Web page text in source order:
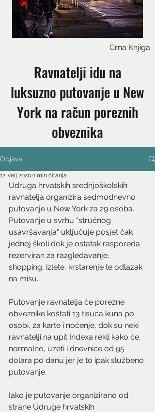
Crna Knjiga
Ravnatelji idu na
luksuzno putovanje u New
York na račun poreznih
obveznika
Objava
12. velj 2020.1 min čitanja
Udruga hrvatskih srednjoškolskih
ravnatelja organizira sedmodnevno
putovanje u New York za 29 osoba.
Putovanje u svrhu "stručnog
usavršavanja" uključuje posjet čak
jednoj školi dok je ostatak rasporeda
rezerviran za razgledavanje,
shopping, izlete, krstarenje te odlazak
na misu.
Putovanje ravnatelja će porezne
obveznike koštati 13 tisuća kuna po
osobi, za karte i noćenje, dok su neki
ravnatelji na upit Indexa rekli kako će,
normalno, uzeti i dnevnice od 95
dolara po danu jer je to ipak službeno
putovanje.
Iako je putovanje organizirano od
strane Udruge hrvatskih